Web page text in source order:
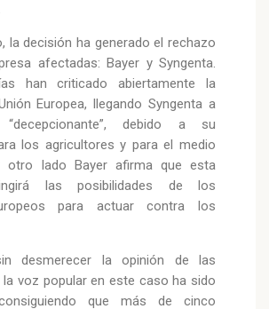
la decisión ha generado el rechazo
afectadas: Bayer y Syngenta.
han criticado abiertamente la
Europea, llegando Syngenta a
debido a su
los agricultores y para el medio
otro lado Bayer afirma que esta
las posibilidades de los
para actuar contra los
desmerecer la opinión de las
la voz popular en este caso ha sido
que más de cinco